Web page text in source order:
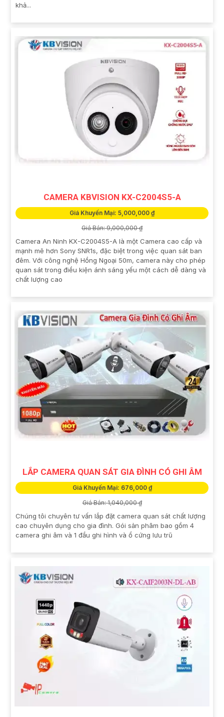
khả...
CAMERA KBVISION KX-C2004S5-A
Giá Khuyến Mại: 5,000,000 ₫
Giá Bán: 9,000,000 ₫
Camera An Ninh KX-C2004S5-A là một Camera cao cấp và
mạnh mẽ hơn Sony SNR1s, đặc biệt trong việc quan sát ban
đêm. Với công nghệ Hồng Ngoại 50m, camera này cho phép
quan sát trong điều kiện ánh sáng yếu một cách dễ dàng và
chất lượng cao
LẮP CAMERA QUAN SÁT GIA ĐÌNH CÓ GHI ÂM
Giá Khuyến Mại: 676,000 ₫
Giá Bán: 1,040,000 ₫
Chúng tôi chuyên tư vấn lắp đặt camera quan sát chất lượng
cao chuyên dụng cho gia đình. Gói sản phâm bao gồm 4
camera ghi âm và 1 đầu ghi hình và ổ cứng lưu trũ